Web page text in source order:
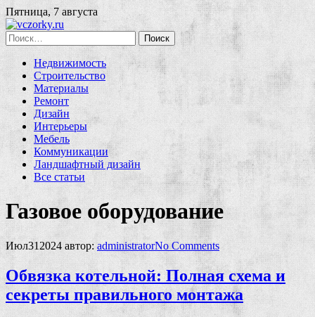
Пятница, 7 августа
Найти:
Недвижимость
Строительство
Материалы
Ремонт
Дизайн
Интерьеры
Мебель
Коммуникации
Ландшафтный дизайн
Все статьи
Газовое оборудование
Июл312024 автор: administratorNoComments
Обвязка котельной: Полная схема и
секреты правильного монтажа